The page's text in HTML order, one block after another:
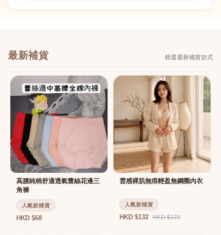
最新補貨 精選最新補貨款式
高腰純棉舒適透氣蕾絲花邊三
角褲
人氣款補貨
HKD $68
雲感裸肌無痕輕盈無鋼圈內衣
人氣款補貨
HKD $132 HKD $220